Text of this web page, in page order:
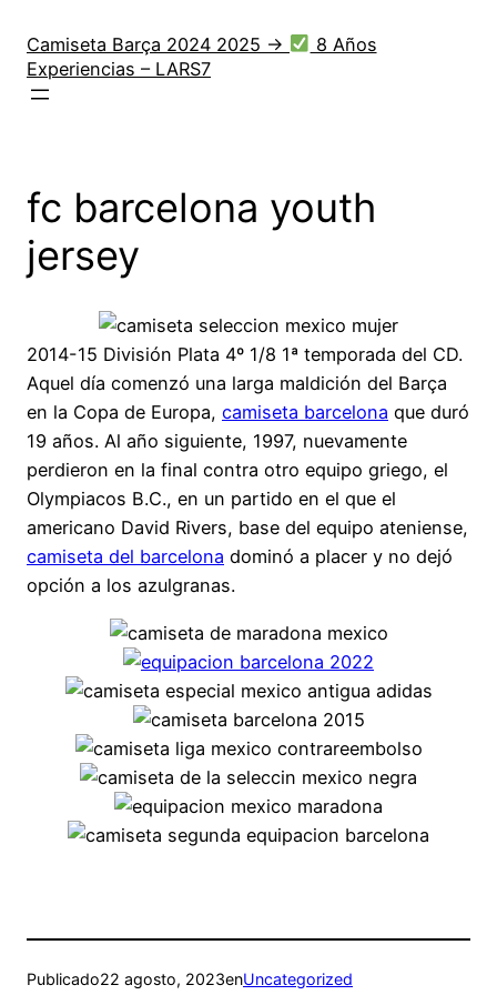
contenido
Camiseta Barça 2024 2025 →
8 Años
Experiencias – LARS7
fc barcelona youth
jersey
2014-15 División Plata 4º 1/8 1ª temporada del CD.
Aquel día comenzó una larga maldición del Barça
en la Copa de Europa, camiseta barcelona que duró
19 años. Al año siguiente, 1997, nuevamente
perdieron en la final contra otro equipo griego, el
Olympiacos B.C., en un partido en el que el
americano David Rivers, base del equipo ateniense,
camiseta del barcelona dominó a placer y no dejó
opción a los azulgranas.
Publicado22 agosto, 2023enUncategorized